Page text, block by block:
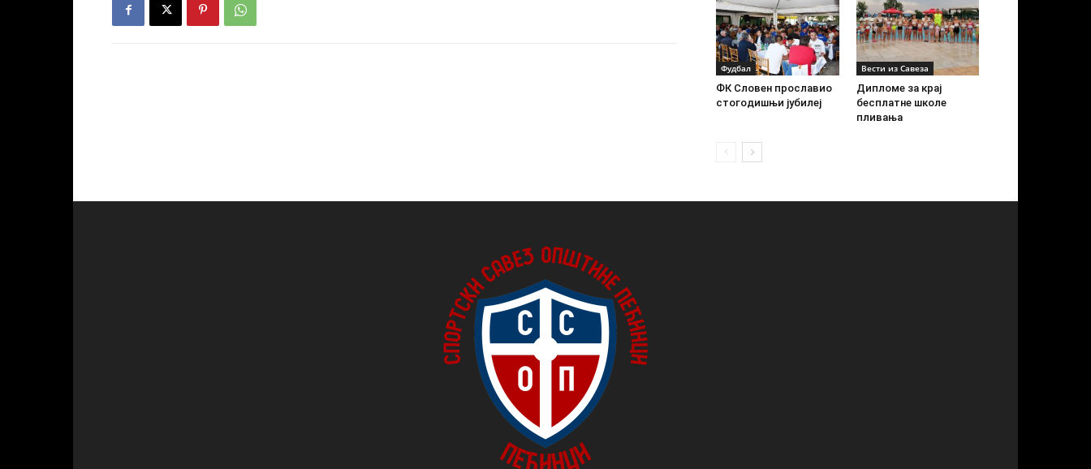
Фудбал
ФК Словен прославио
стогодишњи јубилеј
Вести из Савеза
Дипломе за крај
бесплатне школе
пливања